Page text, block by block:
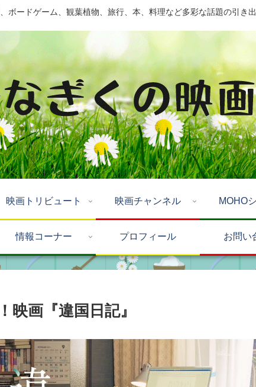
ボードゲーム、観葉植物、旅行、本、料理など多彩な話題の引き
映画トリビュート 映画チャンネル MOHO
情報コーナー プロフィール お問い
映画『違国日記』